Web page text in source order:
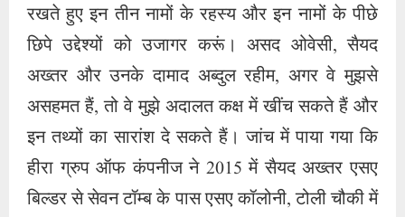
रखते हुए इन तीन नामों के रहस्य और इन नामों के पीछे
छिपे उद्देश्यों को उजागर करूं। असद ओवेसी, सैयद
अख्तर और उनके दामाद अब्दुल रहीम, अगर वे मुझसे
असहमत हैं, तो वे मुझे अदालत कक्ष में खींच सकते हैं और
इन तथ्यों का सारांश दे सकते हैं। जांच में पाया गया कि
हीरा ग्रुप ऑफ कंपनीज ने 2015 में सैयद अख्तर एसए
बिल्डर से सेवन टॉम्ब के पास एसए कॉलोनी, टोली चौकी में